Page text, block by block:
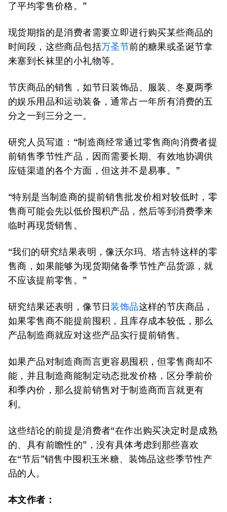
了平均零售价格。”
现货期指的是消费者需要立即进行购买某些商品的
时间段，这些商品包括万圣节前的糖果或圣诞节拿
来塞到长袜里的小礼物等。
节庆商品的销售，如节日装饰品、服装、冬夏两季
的娱乐用品和运动装备，通常占一年所有消费的五
分之一到三分之一。
研究人员写道：“制造商经常通过零售商向消费者提
前销售季节性产品，因而需要长期、有效地协调供
应链渠道的各个方面，但这并不是易事。”
“特别是当制造商的提前销售批发价相对较低时，零
售商可能会先以低价囤积产品，然后等到消费季来
临时再现货销售。
“我们的研究结果表明，像沃尔玛、塔吉特这样的零
售商，如果能够为现货期储备季节性产品货源，就
不应该提前零售。”
研究结果还表明，像节日装饰品这样的节庆商品，
如果零售商不能提前囤积，且库存成本较低，那么
产品制造商就应对这些产品实行提前销售。
如果产品对制造商而言更容易囤积，但零售商却不
能，并且制造商能制定动态批发价格，区分季前价
和季内价，那么提前销售对于制造商而言就更有
利。
这些结论的前提是消费者“在作出购买决定时是成熟
的、具有前瞻性的”，没有具体考虑到那些喜欢
在“节后”销售中囤积玉米糖、装饰品这些季节性产
品的人。
本文作者：